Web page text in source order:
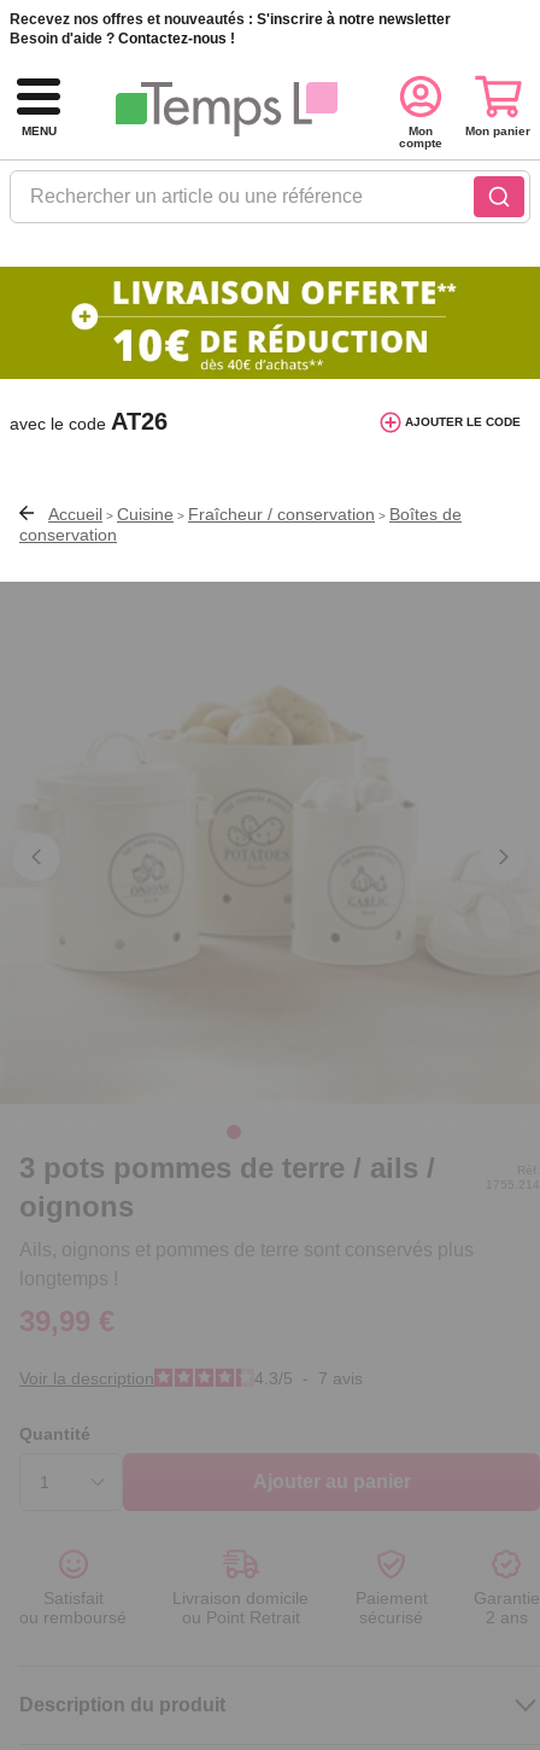
Recevez nos offres et nouveautés : S'inscrire à notre newsletter
Besoin d'aide ? Contactez-nous !
MENU
Rechercher un article ou une référence
Mon
compte
Mon panier
10€ de réduction dès 40€ d'achat. Offre
valable du 03/08/2026 au 12/08/2026.
avec le code AT26 AJOUTER LE CODE
Accueil > Cuisine > Fraîcheur / conservation > Boîtes de
conservation
3 pots pommes de terre / ails /
oignons
Ails, oignons et pommes de terre sont conservés plus
longtemps !
Réf.
1755.214
39,99 €
Voir la description 4.3/5 - 7 avis
Quantité
Ajouter au panier
Satisfait
ou remboursé
Livraison domicile
ou Point Retrait
Paiement
sécurisé
Garantie
2 ans
Description du produit